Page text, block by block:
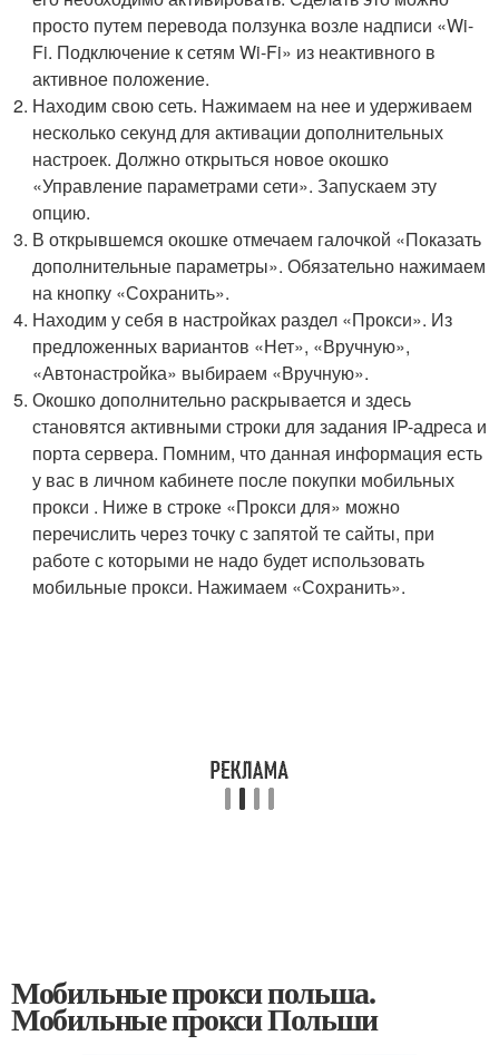
просто путем перевода ползунка возле надписи «Wi-
Fi. Подключение к сетям Wi-Fi» из неактивного в
активное положение.
Находим свою сеть. Нажимаем на нее и удерживаем
несколько секунд для активации дополнительных
настроек. Должно открыться новое окошко
«Управление параметрами сети». Запускаем эту
опцию.
В открывшемся окошке отмечаем галочкой «Показать
дополнительные параметры». Обязательно нажимаем
на кнопку «Сохранить».
Находим у себя в настройках раздел «Прокси». Из
предложенных вариантов «Нет», «Вручную»,
«Автонастройка» выбираем «Вручную».
Окошко дополнительно раскрывается и здесь
становятся активными строки для задания IP-адреса и
порта сервера. Помним, что данная информация есть
у вас в личном кабинете после покупки мобильных
прокси . Ниже в строке «Прокси для» можно
перечислить через точку с запятой те сайты, при
работе с которыми не надо будет использовать
мобильные прокси. Нажимаем «Сохранить».
Мобильные прокси польша.
Мобильные прокси Польши